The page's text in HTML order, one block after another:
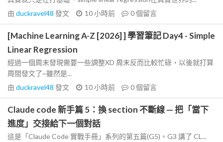
由 duckravel48 發文 10 小時前 0個留言
[Machine Learning A-Z [2026] ] 學習筆記 Day4 - Simple
Linear Regression
經過一個周末發現需要一些調整XD 周末反而比較忙碌，以後就打算
周間發文了~雖然是...
由 duckravel48 發文 10 小時前 0個留言
Claude code 新手篇 5：換 section 不斷線 — 把「當下
進度」交接給下一個對話
這是「Claude Code 實戰手冊」系列的第五篇(G5)。G3 講了 CL...